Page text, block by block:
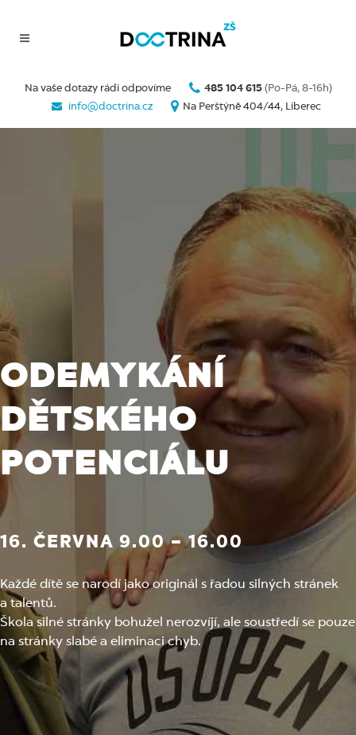
Na vaše dotazy rádi odpovíme 485 104 615 (Po-Pá, 8-16h)
info@doctrina.cz
Na Perštýně 404/44, Liberec
ODEMYKÁNÍ
DĚTSKÉHO
POTENCIÁLU
16. ČERVNA 9.00 – 16.00
Každé dítě se narodí jako originál s řadou silných stránek
a talentů.
Škola silné stránky bohužel nerozvíjí, ale soustředí se pouze
na stránky slabé a eliminaci chyb.